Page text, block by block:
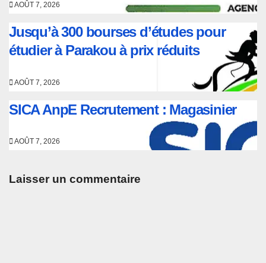
AOÛT 7, 2026
Jusqu’à 300 bourses d’études pour
étudier à Parakou à prix réduits
AOÛT 7, 2026
SICA AnpE Recrutement : Magasinier
AOÛT 7, 2026
Laisser un commentaire